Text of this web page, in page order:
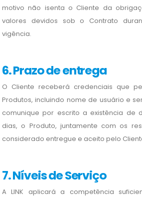
motivo não isenta o Cliente da
valores devidos sob o Contrato
vigência.
6. Prazo de entrega
O Cliente receberá credenciais que
Produtos, incluindo nome de usuário e
comunique por escrito a existência de
dias, o Produto, juntamente com os
considerado entregue e aceito pelo
7. Níveis de Serviço
A LINK aplicará a competência